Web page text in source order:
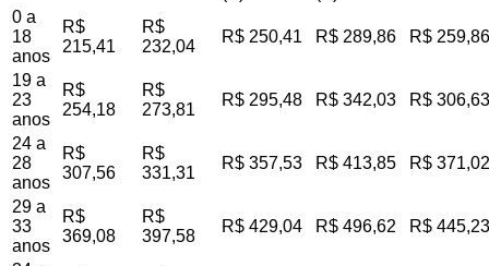
0 a
18
anos
R$
215,41
R$
232,04
R$ 250,41 R$ 289,86 R$ 259,86
19 a
23
anos
R$
254,18
R$
273,81
R$ 295,48 R$ 342,03 R$ 306,63
24 a
28
anos
R$
307,56
R$
331,31
R$ 357,53 R$ 413,85 R$ 371,02
29 a
33
anos
R$
369,08
R$
397,58
R$ 429,04 R$ 496,62 R$ 445,23